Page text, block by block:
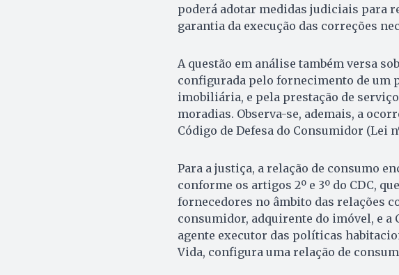
poderá adotar medidas judiciais para
garantia da execução das correções
A questão em análise também versa
configurada pelo fornecimento de um
imobiliária, e pela prestação de
moradias. Observa-se, ademais, a
Código de Defesa do Consumidor (Lei
Para a justiça, a relação de consumo
conforme os artigos 2º e 3º do CDC,
fornecedores no âmbito das relações
consumidor, adquirente do imóvel, e a
agente executor das políticas
Vida, configura uma relação de